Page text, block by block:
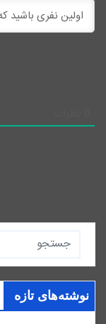
نوشته‌های تازه